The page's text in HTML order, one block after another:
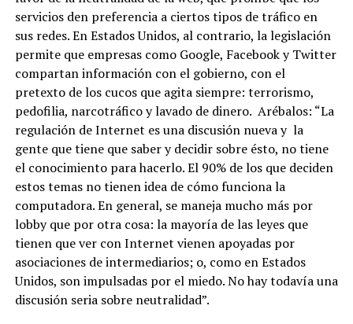
servicios den preferencia a ciertos tipos de tráfico en
sus redes. En Estados Unidos, al contrario, la legislación
permite que empresas como Google, Facebook y Twitter
compartan información con el gobierno, con el
pretexto de los cucos que agita siempre: terrorismo,
pedofilia, narcotráfico y lavado de dinero. Arébalos: “La
regulación de Internet es una discusión nueva y la
gente que tiene que saber y decidir sobre ésto, no tiene
el conocimiento para hacerlo.El 90% de los que deciden
estos temas no tienen idea de cómo funciona la
computadora. En general, se maneja mucho más por
lobby que por otra cosa: la mayoría de las leyes que
tienen que ver con Internet vienen apoyadas por
asociaciones de intermediarios; o, como en Estados
Unidos, son impulsadas por el miedo. No hay todavía una
discusión seria sobre neutralidad”.